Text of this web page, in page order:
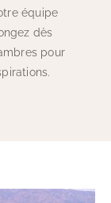
équipe
dès
pour